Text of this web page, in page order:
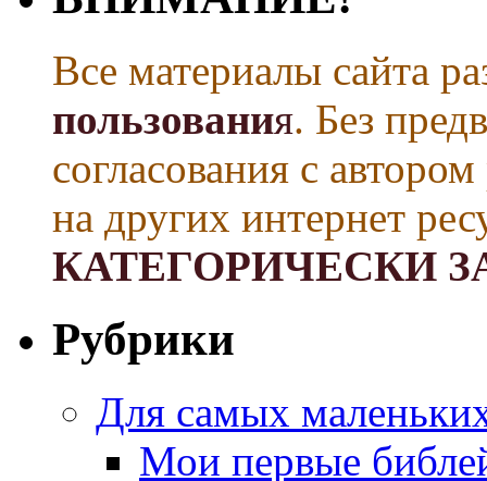
Все материалы сайта
пользования. Без
согласования с
на других интернет
КАТЕГОРИЧЕСКИ
Рубрики
Для самых
Мои первые